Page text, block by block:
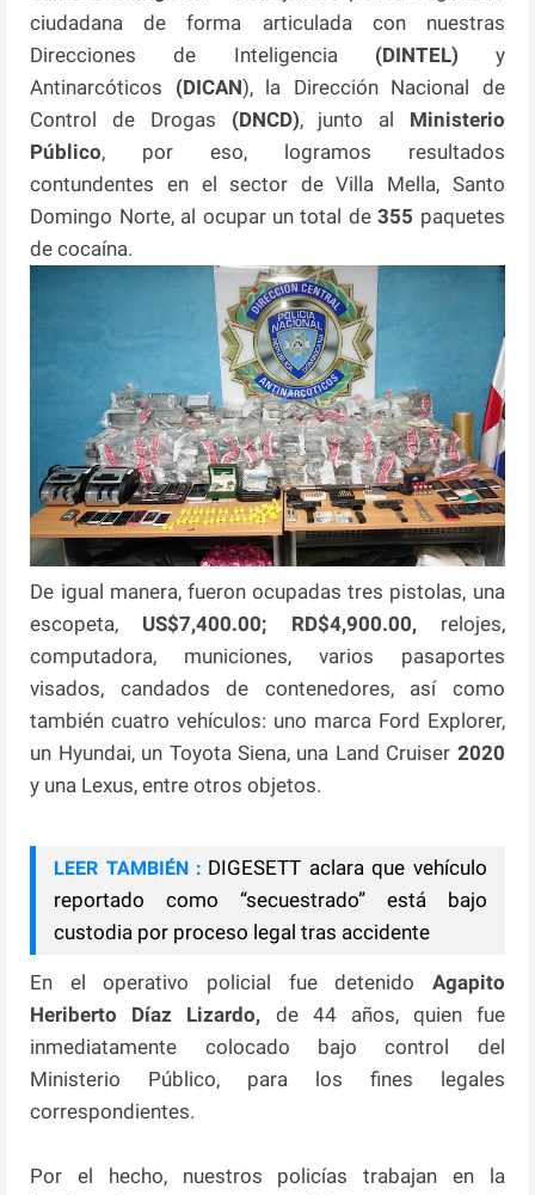
ciudadana de forma articulada con nuestras
Direcciones de Inteligencia (DINTEL) y
Antinarcóticos (DICAN), la Dirección Nacional de
Control de Drogas (DNCD), junto al Ministerio
Público, por eso, logramos resultados
contundentes en el sector de Villa Mella, Santo
Domingo Norte, al ocupar un total de355 paquetes
de cocaína.
De igual manera, fueron ocupadas tres pistolas, una
escopeta, US$7,400.00; RD$4,900.00,relojes,
computadora, municiones, varios pasaportes
visados, candados de contenedores, así como
también cuatro vehículos: uno marca Ford Explorer,
un Hyundai, un Toyota Siena, una Land Cruiser 2020
y una Lexus, entre otros objetos.
LEER TAMBIÉN : DIGESETT aclara que vehículo
reportado como “secuestrado” está bajo
custodia por proceso legal tras accidente
En el operativo policial fue detenido Agapito
Heriberto Díaz Lizardo, de 44 años, quien fue
inmediatamente colocado bajo control del
Ministerio Público, para los fines legales
correspondientes.
Por el hecho, nuestros policías trabajan en la